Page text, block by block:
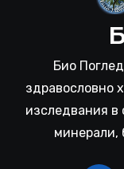
Био
здравословно
изследвания
минерали,